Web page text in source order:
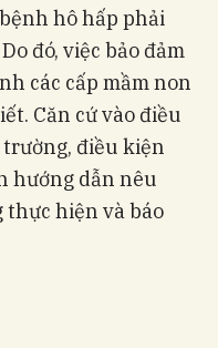
hô hấp phải
đó, việc bảo đảm
các cấp mầm non
Căn cứ vào điều
điều kiện
hướng dẫn nêu
thực hiện và báo